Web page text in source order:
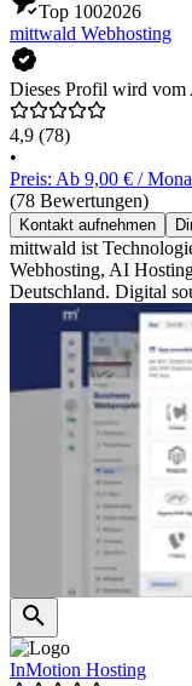
Top 1002026
mittwald Webhosting
Dieses Profil wird vom
4,9 (78)
•
Preis: Ab 9,00 € /
(78 Bewertungen)
Kontakt aufnehmen
mittwald ist
Webhosting, AI
Deutschland. Digital
InMotion Hosting